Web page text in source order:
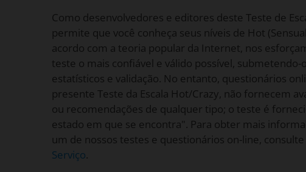
Como desenvolvedores e editores deste Teste de
permite que você conheça seus níveis de Hot
acordo com a teoria popular da Internet, nos
teste o mais confiável e válido possível, submetendo-
estatísticos e validação. No entanto, questionários
presente Teste da Escala Hot/Crazy, não fornecem
ou recomendações de qualquer tipo; o teste é
estado em que se encontra". Para obter mais
um de nossos testes e questionários on-line, consulte
Serviço.